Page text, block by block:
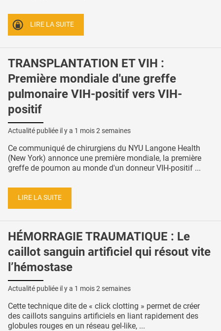
LIRE LA SUITE
TRANSPLANTATION ET VIH :
Première mondiale d'une greffe
pulmonaire VIH-positif vers VIH-
positif
Actualité publiée il y a 1 mois 2 semaines
Ce communiqué de chirurgiens du NYU Langone Health
(New York) annonce une première mondiale, la première
greffe de poumon au monde d'un donneur VIH-positif ...
LIRE LA SUITE
HÉMORRAGIE TRAUMATIQUE : Le
caillot sanguin artificiel qui résout vite
l’hémostase
Actualité publiée il y a 1 mois 2 semaines
Cette technique dite de « click clotting » permet de créer
des caillots sanguins artificiels en liant rapidement des
globules rouges en un réseau gel-like, ...